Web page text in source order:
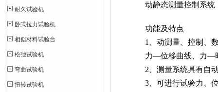
耐久试验机
卧式拉力试验机
相似材料试验台
松弛试验机
弯曲试验机
扭转试验机
动静态测量控制系统
功能及特点
1、动测量、控制、
力—位移曲线、力—
2、测量系统具有自
3、可进行试验力、